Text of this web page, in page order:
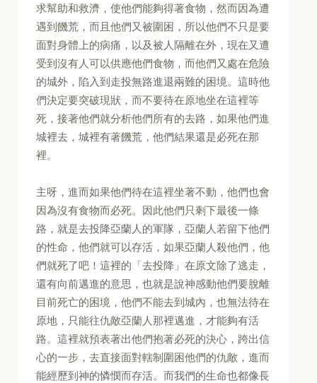
求幫助和救濟，使他們能夠得著食物，然而因為遭
遇到饑荒，而且他們又被圍困，所以他們不只是要
面對身體上的病痛，以及被人隔離在外，現在又遭
受到沒有人可以供應他們食物，而他們又處在危險
的城外，陷入到走投無路進退兩難的困境。這時他
們決定要突破現狀，而不要待在原地坐在這裡等
死，接著他們就分析他們所有的去路，如果他們進
城裡去，城裡有著饑荒，他們結果還是必死在那
裡。
主呀，進而如果他們待在這裡坐著不動，他們也會
因為沒有食物而必死。因此他們只剩下最後一條
路，就是去投降亞蘭人的軍隊，亞蘭人若留下他們
的性命，他們就可以存活，如果亞蘭人殺他們，他
們就死了吧！這裡的「去投降」在原文除了逃走，
還有向前邁進的意思，也就是說神感動他們要脫離
目前死亡的困境，他們不能去到城內，也無法待在
原地，只能往仇敵亞蘭人那裡邁進，才能夠有活
路。這裡就預表著出他們抱著必死的決心，跨出信
心的一步，去直接面對轄制圍困他們的仇敵，進而
能經歷到神的憐憫而存活。而我們的生命也都像長